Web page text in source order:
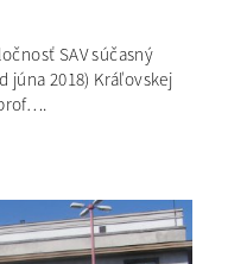
SAV súčasný
júna 2018) Kráľovskej